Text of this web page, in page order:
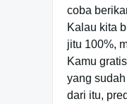
coba
Kalau kita
jitu 100%,
Kamu
yang
dari itu,